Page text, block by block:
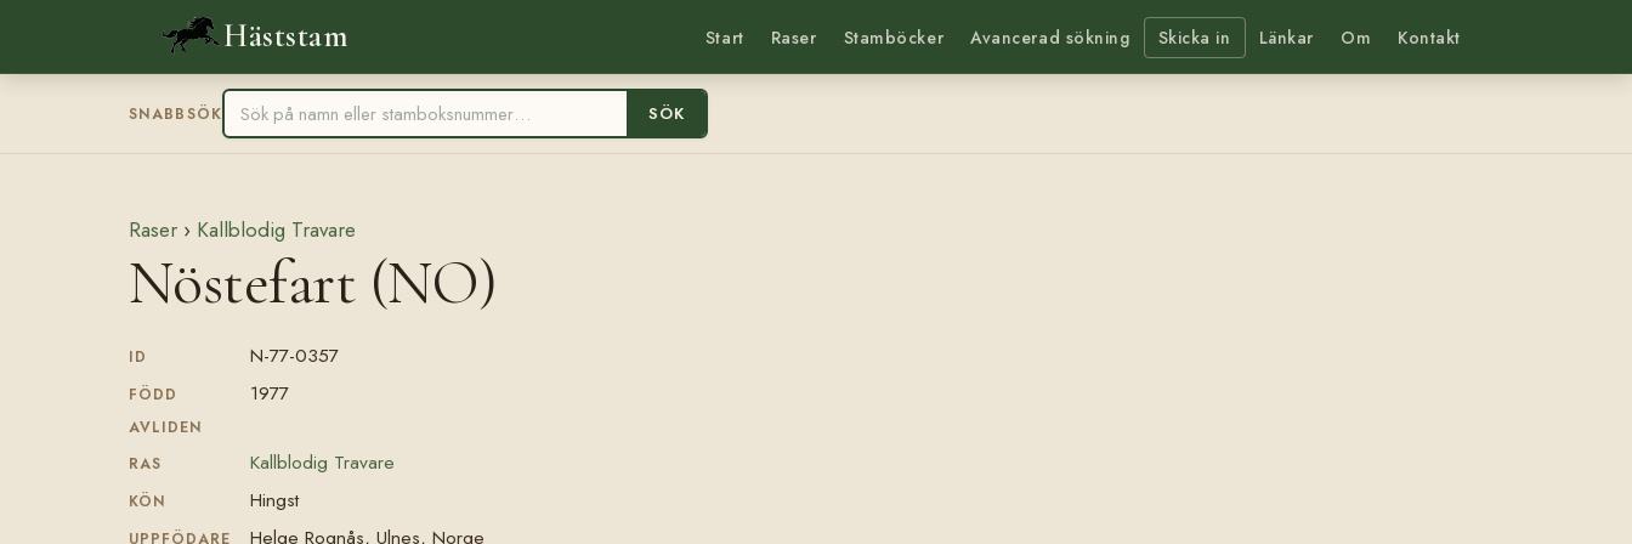
Häststam Start Raser Stamböcker Avancerad sökning Skicka in Länkar Om Kontakt
SNABBSÖK SÖK
Raser › Kallblodig Travare
Nöstefart (NO)
ID N-77-0357
FÖDD 1977
AVLIDEN
RAS
Kallblodig Travare
KÖN Hingst
UPPFÖDARE Helge Rognås, Ulnes, Norge